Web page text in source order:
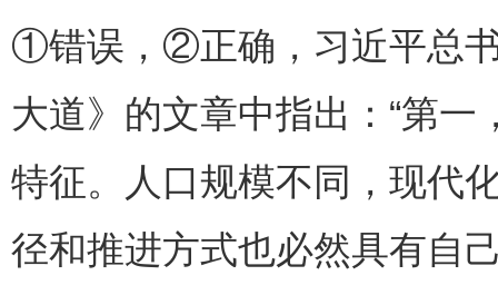
①错误，②正确，习近平总
大道》的文章中指出：“第
特征。人口规模不同，现代
径和推进方式也必然具有自